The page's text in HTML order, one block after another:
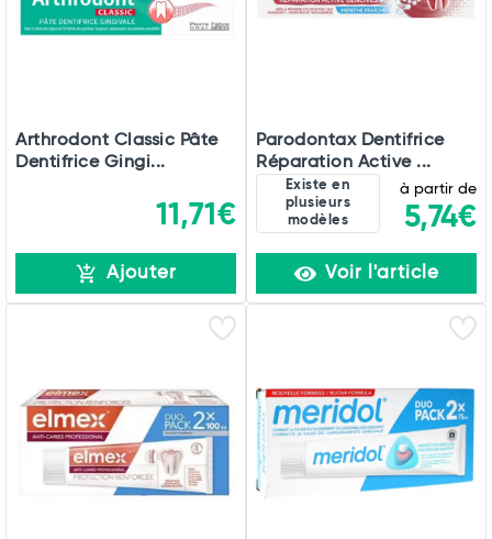
Arthrodont Classic Pâte
Dentifrice Gingi...
11,71€
Ajouter
Parodontax Dentifrice
Réparation Active ...
Existe en
plusieurs
modèles
à partir de
5,74€
Voir l'article